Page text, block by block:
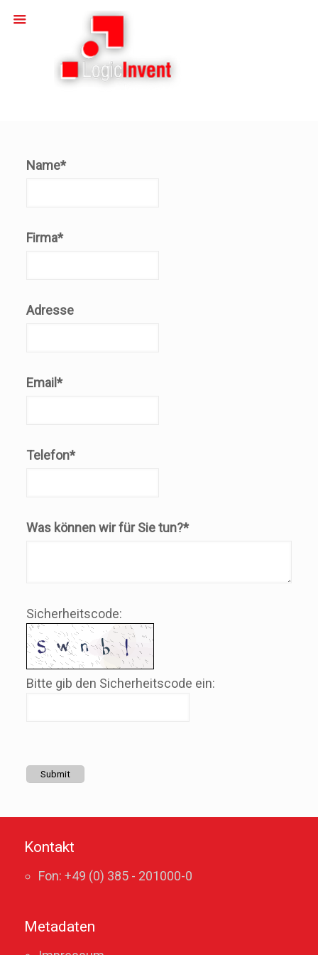
Name*
Firma*
Adresse
Email*
Telefon*
Was können wir für Sie tun?*
Sicherheitscode:
Bitte gib den Sicherheitscode ein:
Submit
Kontakt
Fon: +49 (0) 385 - 201000-0
Metadaten